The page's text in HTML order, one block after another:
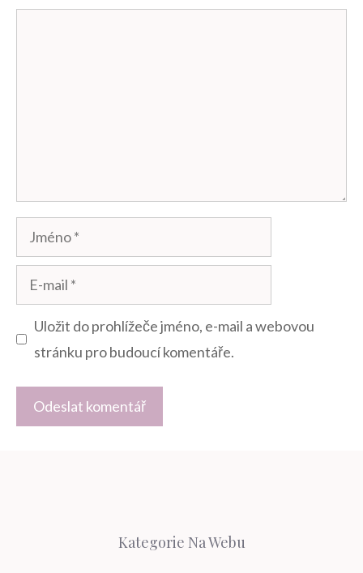
Jméno
mail
Uložit do prohlížeče jméno, e-mail a webovou
stránku pro budoucí komentáře.
Kategorie Na Webu